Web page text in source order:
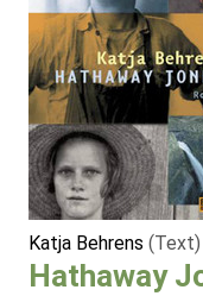
Katja Behrens (Text)
Hathaway